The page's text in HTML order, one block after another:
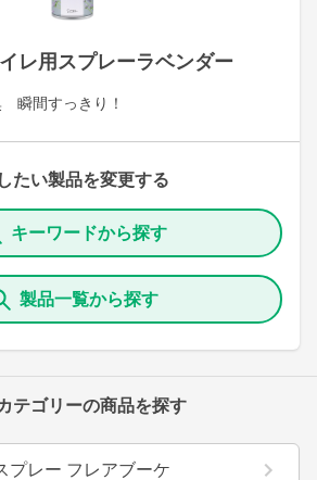
レ用スプレーラベンダー
瞬間すっきり！
たい製品を変更する
キーワードから探す
製品一覧から探す
テゴリーの商品を探す
プレー フレアブーケ